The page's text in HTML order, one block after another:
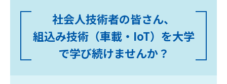
社会人技術者の皆さん、
組込み技術（車載・IoT）を大学
で学び続けませんか？